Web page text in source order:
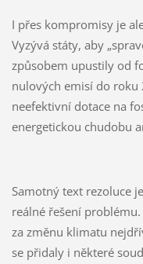
I přes kompromisy je
Vyzývá státy, aby
způsobem upustily od
nulových emisí do
neefektivní dotace na
energetickou chudobu
Samotný text rezoluce
reálné řešení
za změnu klimatu
se přidaly i některé